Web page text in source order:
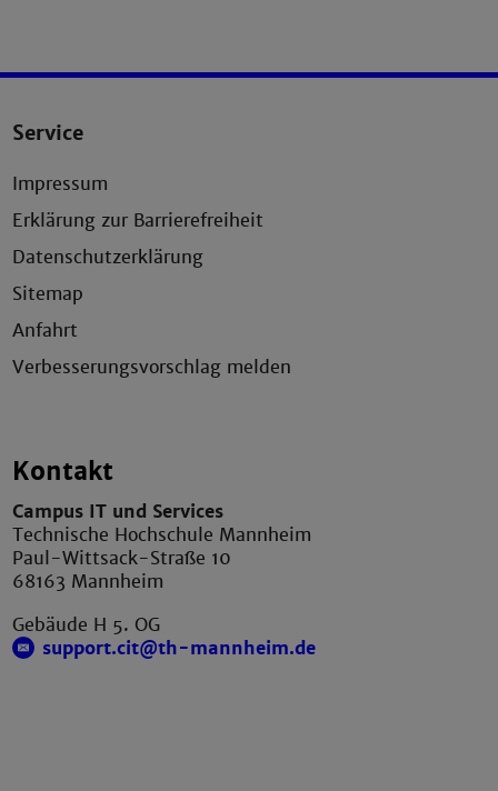
Service
Impressum
Erklärung zur Barrierefreiheit
Datenschutzerklärung
Sitemap
Anfahrt
Verbesserungsvorschlag melden
Kontakt
Campus IT und Services
Technische Hochschule Mannheim
Paul-Wittsack-Straße 10
68163 Mannheim
Gebäude H 5. OG
support.cit@th-mannheim.de